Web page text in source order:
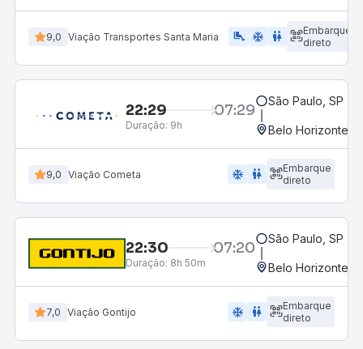
9,0 Viação Transportes Santa Maria airline_seat_legroom_extra ac_unit WC
Embarque
direto
22:29 07:29
Duração: 9h
São Paulo, SP -
Belo Horizonte,
9,0 Viação Cometa ac_unit wc
Embarque
direto
22:30 07:20
Duração: 8h 50m
São Paulo, SP -
Belo Horizonte,
7,0 Viação Gontijo ac_unit wc
Embarque
direto